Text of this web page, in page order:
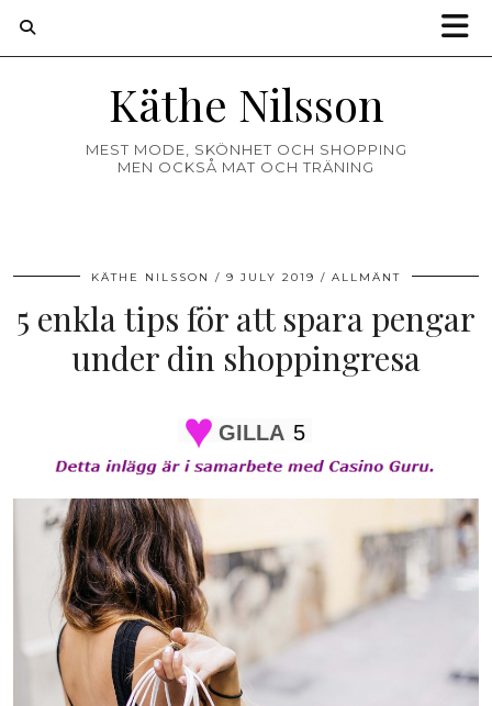
Käthe Nilsson
MEST MODE, SKÖNHET OCH SHOPPING
MEN OCKSÅ MAT OCH TRÄNING
KÄTHE NILSSON 9 JULY 2019 ALLMÄNT
5 enkla tips för att spara pengar
under din shoppingresa
GILLA 5